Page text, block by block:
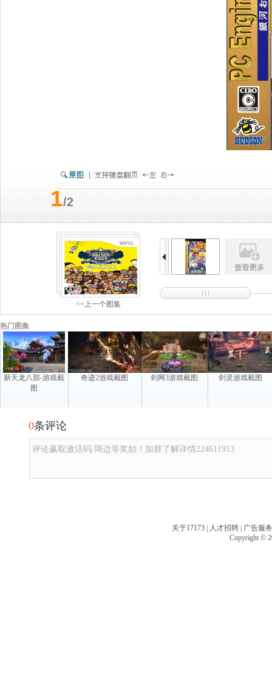
1/2
<<上一个图集
热门图集
新天龙八部-游戏截
图
奇迹2游戏截图 剑网3游戏截图 剑灵游戏截图
0条评论
评论赢取激活码/周边等奖励！加群了解详情224611913
关于17173 | 人才招聘 | 广告服务
Copyright ©